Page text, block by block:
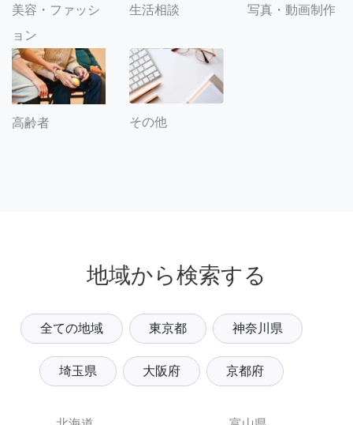
美容・ファッシ
ョン
生活相談 写真・動画制作
高齢者 その他
地域から検索する
全ての地域 東京都 神奈川県
埼玉県 大阪府 京都府